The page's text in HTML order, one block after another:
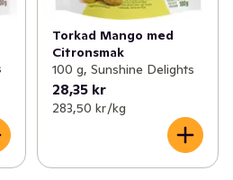
Torkad Mango med
Citronsmak
100 g, Sunshine Delights
28,35 kr
283,50 kr /kg